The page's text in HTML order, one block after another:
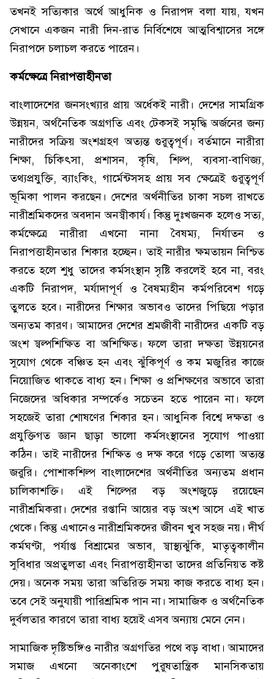
তখনই সত্যিকার অর্থে আধুনিক ও নিরাপদ বলা যায়, যখন
সেখানে একজন নারী দিন-রাত নির্বিশেষে আত্মবিশ্বাসের সঙ্গে
নিরাপদে চলাচল করতে পারেন।
কর্মক্ষেত্রে নিরাপত্তাহীনতা
বাংলাদেশের জনসংখ্যার প্রায় অর্ধেকই নারী। দেশের সামগ্রিক
উন্নয়ন, অর্থনৈতিক অগ্রগতি এবং টেকসই সমৃদ্ধি অর্জনের জন্য
নারীদের সক্রিয় অংশগ্রহণ অত্যন্ত গুরুত্বপূর্ণ। বর্তমানে নারীরা
শিক্ষা, চিকিৎসা, প্রশাসন, কৃষি, শিল্প, ব্যবসা-বাণিজ্য,
তথ্যপ্রযুক্তি, ব্যাংকিং, গার্মেন্টসসহ প্রায় সব ক্ষেত্রেই গুরুত্বপূর্ণ
ভূমিকা পালন করছেন। দেশের অর্থনীতির চাকা সচল রাখতে
নারীশ্রমিকদের অবদান অনস্বীকার্য। কিন্তু দুঃখজনক হলেও সত্য,
কর্মক্ষেত্রে নারীরা এখনো নানা বৈষম্য, নির্যাতন ও
নিরাপত্তাহীনতার শিকার হচ্ছেন। তাই নারীর ক্ষমতায়ন নিশ্চিত
করতে হলে শুধু তাদের কর্মসংস্থান সৃষ্টি করলেই হবে না, বরং
একটি নিরাপদ, মর্যাদাপূর্ণ ও বৈষম্যহীন কর্মপরিবেশ গড়ে
তুলতে হবে। নারীদের শিক্ষার অভাবও তাদের পিছিয়ে পড়ার
অন্যতম কারণ। আমাদের দেশের শ্রমজীবী নারীদের একটি বড়
অংশ স্বল্পশিক্ষিত বা অশিক্ষিত। ফলে তারা দক্ষতা উন্নয়নের
সুযোগ থেকে বঞ্চিত হন এবং ঝুঁকিপূর্ণ ও কম মজুরির কাজে
নিয়োজিত থাকতে বাধ্য হন। শিক্ষা ও প্রশিক্ষণের অভাবে তারা
নিজেদের অধিকার সম্পর্কেও সচেতন হতে পারেন না। ফলে
সহজেই তারা শোষণের শিকার হন। আধুনিক বিশ্বে দক্ষতা ও
প্রযুক্তিগত জ্ঞান ছাড়া ভালো কর্মসংস্থানের সুযোগ পাওয়া
কঠিন। তাই নারীদের শিক্ষিত ও দক্ষ করে গড়ে তোলা অত্যন্ত
জরুরি। পোশাকশিল্প বাংলাদেশের অর্থনীতির অন্যতম প্রধান
চালিকাশক্তি। এই শিল্পের বড় অংশজুড়ে রয়েছেন
নারীশ্রমিকরা। দেশের রপ্তানি আয়ের বড় অংশ আসে এই খাত
থেকে। কিন্তু এখানেও নারীশ্রমিকদের জীবন খুব সহজ নয়। দীর্ঘ
কর্মঘণ্টা, পর্যাপ্ত বিশ্রামের অভাব, স্বাস্থ্যঝুঁকি, মাতৃত্বকালীন
সুবিধার অপ্রতুলতা এবং নিরাপত্তাহীনতা তাদের প্রতিনিয়ত কষ্ট
দেয়। অনেক সময় তারা অতিরিক্ত সময় কাজ করতে বাধ্য হন।
তবে সেই অনুযায়ী পারিশ্রমিক পান না। সামাজিক ও অর্থনৈতিক
দুর্বলতার কারণে তারা বাধ্য হয়েই এসব অন্যায় মেনে নেন।
সামাজিক দৃষ্টিভঙ্গিও নারীর অগ্রগতির পথে বড় বাধা। আমাদের
সমাজ এখনো অনেকাংশে পুরুষতান্ত্রিক মানসিকতায়